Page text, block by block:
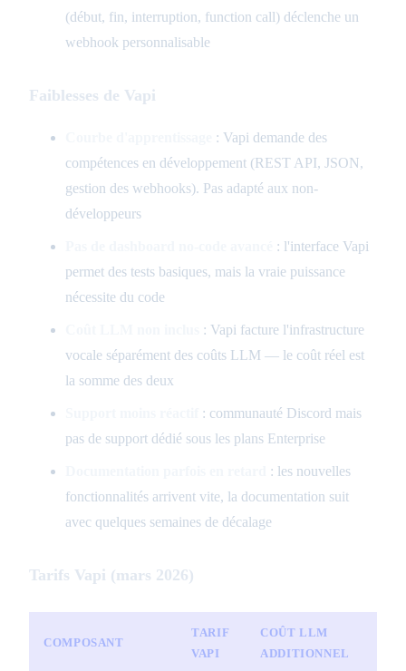
(début, fin, interruption, function call) déclenche un
webhook personnalisable
Faiblesses de Vapi
: Vapi demande des
compétences en développement (REST API, JSON,
gestion des webhooks). Pas adapté aux non-
développeurs
: l'interface Vapi
permet des tests basiques, mais la vraie puissance
nécessite du code
: Vapi facture l'infrastructure
vocale séparément des coûts LLM — le coût réel est
la somme des deux
: communauté Discord mais
pas de support dédié sous les plans Enterprise
: les nouvelles
fonctionnalités arrivent vite, la documentation suit
avec quelques semaines de décalage
Tarifs Vapi (mars 2026)
COMPOSANT
TARIF
VAPI
COÛT LLM
ADDITIONNEL